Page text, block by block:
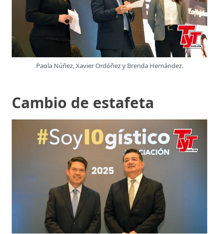
Paola Núñez, Xavier Ordóñez y Brenda Hernández.
Cambio de estafeta